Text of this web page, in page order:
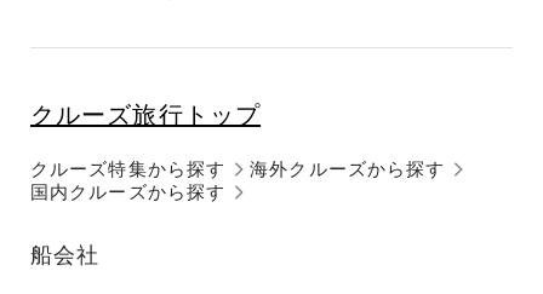
クルーズ旅行トップ
クルーズ特集から探す
国内クルーズから探す
海外クルーズから探す
船会社